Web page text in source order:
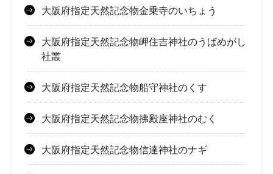
大阪府指定天然記念物金乗寺のいちょう
大阪府指定天然記念物岬住吉神社のうばめがし
社叢
大阪府指定天然記念物船守神社のくす
大阪府指定天然記念物拂殿座神社のむく
大阪府指定天然記念物信達神社のナギ